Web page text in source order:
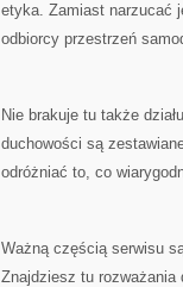
etyka. Zamiast narzucać
odbiorcy przestrzeń
Nie brakuje tu także
duchowości są
odróżniać to, co
Ważną częścią serwisu
Znajdziesz tu